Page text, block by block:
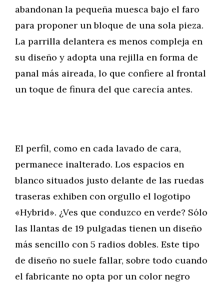
abandonan la pequeña muesca bajo el faro
para proponer un bloque de una sola pieza.
La parrilla delantera es menos compleja en
su diseño y adopta una rejilla en forma de
panal más aireada, lo que confiere al frontal
un toque de finura del que carecía antes.
El perfil, como en cada lavado de cara,
permanece inalterado. Los espacios en
blanco situados justo delante de las ruedas
traseras exhiben con orgullo el logotipo
«Hybrid». ¿Ves que conduzco en verde? Sólo
las llantas de 19 pulgadas tienen un diseño
más sencillo con 5 radios dobles. Este tipo
de diseño no suele fallar, sobre todo cuando
el fabricante no opta por un color negro